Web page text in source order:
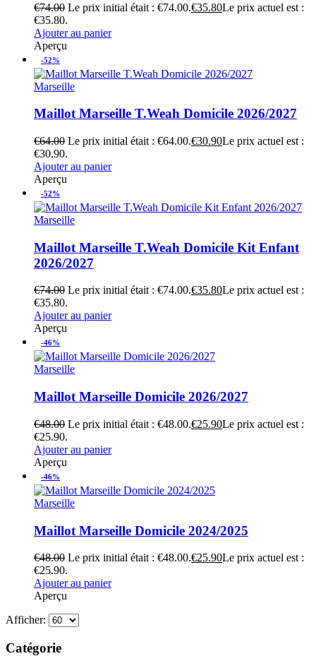
€74.00 Le prix initial était : €74.00.€35.80Le prix actuel est :
€35.80.
Ajouter au panier
Aperçu
-52%
Marseille
Maillot Marseille T.Weah Domicile 2026/2027
€64.00 Le prix initial était : €64.00.€30.90Le prix actuel est :
€30.90.
Ajouter au panier
Aperçu
-52%
Marseille
Maillot Marseille T.Weah Domicile Kit Enfant
2026/2027
€74.00 Le prix initial était : €74.00.€35.80Le prix actuel est :
€35.80.
Ajouter au panier
Aperçu
-46%
Marseille
Maillot Marseille Domicile 2026/2027
€48.00 Le prix initial était : €48.00.€25.90Le prix actuel est :
€25.90.
Ajouter au panier
Aperçu
-46%
Marseille
Maillot Marseille Domicile 2024/2025
€48.00 Le prix initial était : €48.00.€25.90Le prix actuel est :
€25.90.
Ajouter au panier
Aperçu
Afficher:
Catégorie